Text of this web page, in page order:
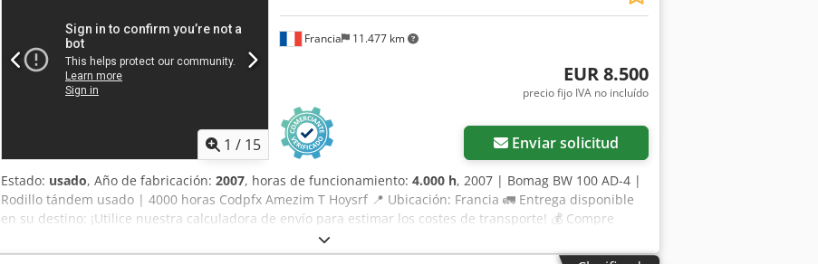
1 / 15
Francia 11.477 km
EUR 8.500
precio fijo IVA no incluído
Enviar solicitud
Estado: usado, Año de fabricación: 2007, horas de funcionamiento: 4.000 h, 2007 | Bomag BW 100 AD-4 |
Rodillo tándem usado | 4000 horas Codpfx Amezim T Hoysrf 📍 Ubicación: Francia 🚛 Entrega disponible
en su destino: ¡Utilice nuestra calculadora de envío para estimar los costes de transporte! 💰 Compre
ahora por 8500 EUR o haga una oferta. Pago contra entrega disponible por una tarifa asequible (sujeto a
aprobación)* 👷‍♂️ Inspeccionado por un experto independiente 44 puntos de inspección, 42 aprobados ✅,